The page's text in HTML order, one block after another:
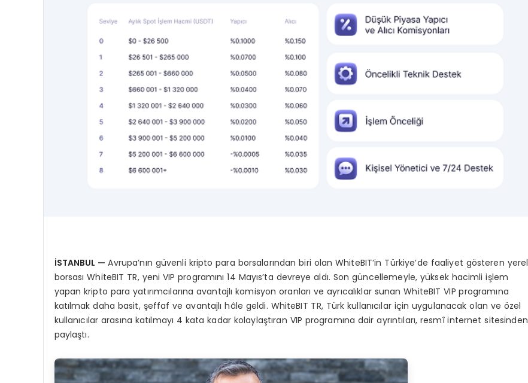
İSTANBUL —Avrupa’nın güvenli kripto para borsalarından biri olan WhiteBIT’in Türkiye’de faaliyet gösteren yerel
borsası WhiteBIT TR, yeni VIP programını 14 Mayıs’ta devreye aldı. Son güncellemeyle, yüksek hacimli işlem
yapan kripto para yatırımcılarına avantajlı komisyon oranları ve ayrıcalıklar sunan WhiteBIT VIP programına
katılmak daha basit, şeffaf ve avantajlı hâle geldi. WhiteBIT TR, Türk kullanıcılar için uygulanacak olan ve özel
kullanıcılar arasına katılmayı 4 kata kadar kolaylaştıran VIP programına dair ayrıntıları, resmî internet sitesinden
paylaştı.